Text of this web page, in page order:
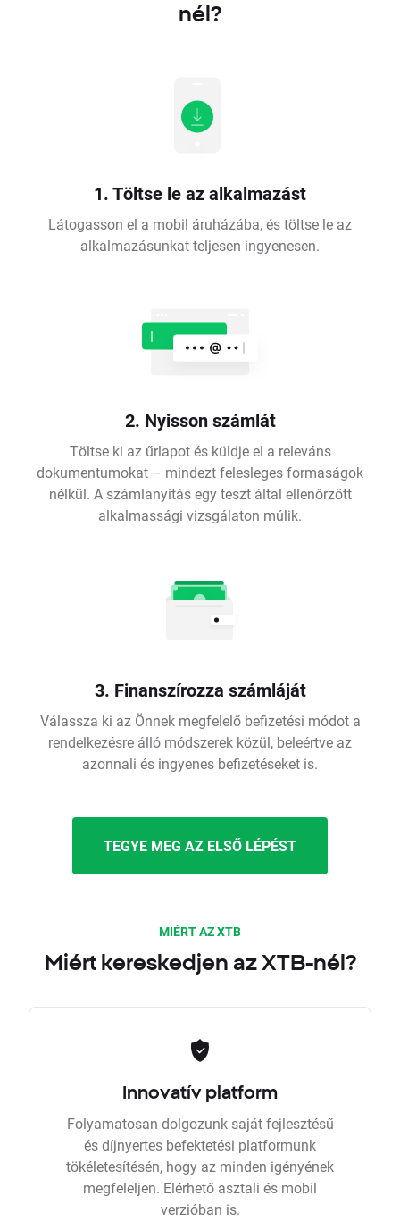
nél?
1. Töltse le az alkalmazást
Látogasson el a mobil áruházába, és töltse le az
alkalmazásunkat teljesen ingyenesen.
2. Nyisson számlát
Töltse ki az űrlapot és küldje el a releváns
dokumentumokat – mindezt felesleges formaságok
nélkül. A számlanyitás egy teszt által ellenőrzött
alkalmassági vizsgálaton múlik.
3. Finanszírozza számláját
Válassza ki az Önnek megfelelő befizetési módot a
rendelkezésre álló módszerek közül, beleértve az
azonnali és ingyenes befizetéseket is.
TEGYE MEG AZ ELSŐ LÉPÉST
MIÉRT AZ XTB
Miért kereskedjen az XTB-nél?
Innovatív platform
Folyamatosan dolgozunk saját fejlesztésű
és díjnyertes befektetési platformunk
tökéletesítésén, hogy az minden igényének
megfeleljen. Elérhető asztali és mobil
verzióban is.